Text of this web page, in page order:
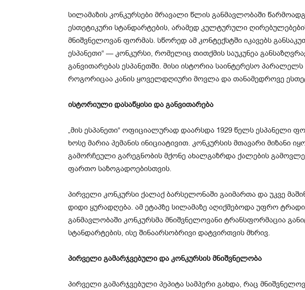
სილამაზის კონკურსები მრავალი წლის განმავლობაში
ესთეტიკური სტანდარტების, არამედ კულტურული
მნიშვნელოვან ფორმას. სწორედ ამ კონტექსტში იკავებს
ესპანეთი“ — კონკურსი, რომელიც თითქმის საუკუნეა
განვითარებას ესპანეთში. მისი ისტორია საინტერესო პარალელს
როგორიცაა კანის ყოველდღიური მოვლა და თანამედროვე
ისტორიული დასაწყისი და განვითარება
„მის ესპანეთი“ ოფიციალურად დაარსდა 1929 წელს ესპანელი
ხოსე მარია პემანის ინიციატივით. კონკურსის მთავარი მიზანი
გამორჩეული გარეგნობის მქონე ახალგაზრდა ქალების
ფართო საზოგადოებისთვის.
პირველი კონკურსი ქალაქ ბარსელონაში გაიმართა და უკვე
დიდი ყურადღება. ამ ეტაპზე სილამაზე აღიქმებოდა უფრო
განმავლობაში კონკურსმა მნიშვნელოვანი ტრანსფორმაცია
სტანდარტების, ისე შინაარსობრივი დატვირთვის მხრივ.
პირველი გამარჯვებული და კონკურსის მნიშვნელობა
პირველი გამარჯვებული პეპიტა სამპერი გახდა, რაც